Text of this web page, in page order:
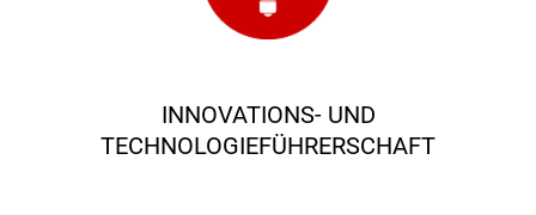
INNOVATIONS- UND
TECHNOLOGIEFÜHRERSCHAFT